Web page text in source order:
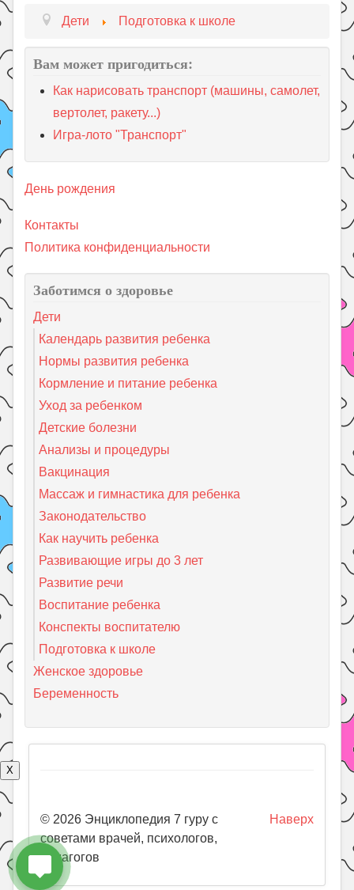
Дети Подготовка к школе
Вам может пригодиться:
Как нарисовать транспорт (машины, самолет,
вертолет, ракету...)
Игра-лото "Транспорт"
День рождения
Контакты
Политика конфиденциальности
Заботимся о здоровье
Дети
Календарь развития ребенка
Нормы развития ребенка
Кормление и питание ребенка
Уход за ребенком
Детские болезни
Анализы и процедуры
Вакцинация
Массаж и гимнастика для ребенка
Законодательство
Как научить ребенка
Развивающие игры до 3 лет
Развитие речи
Воспитание ребенка
Конспекты воспитателю
Подготовка к школе
Женское здоровье
Беременность
X
Наверх
© 2026 Энциклопедия 7 гуру с
советами врачей, психологов,
педагогов